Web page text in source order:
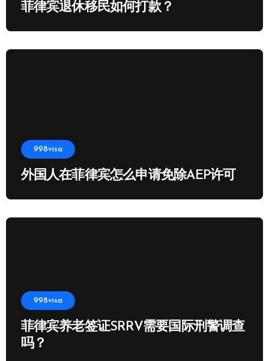
菲律宾退休移民如何打款？
998visa
外国人在菲律宾怎么申请免除AEP许可
998visa
菲律宾养老签证SRRV需要国际刑警调查
吗？